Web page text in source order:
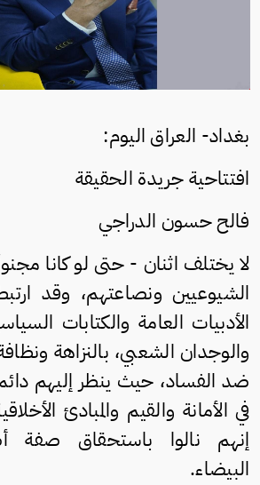
بغداد- العراق اليوم:
افتتاحية جريدة الحقيقة
فالح حسون الدراجي
لا يختلف اثنان - حتى لو كانا
الشيوعيين ونصاعتهم، وقد
الأدبيات العامة والكتابات
والوجدان الشعبي، بالنزاهة
ضد الفساد، حيث ينظر إليهم
في الأمانة والقيم والمبادئ
إنهم نالوا باستحقاق صفة
البيضاء.